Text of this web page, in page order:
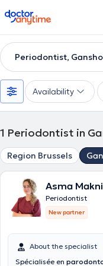
doctoranytime
Periodontist,
Availability
1 Periodontist in
Region Brussels
Asma Makni
Periodontist
New partner
About the specialist
Spécialisée en